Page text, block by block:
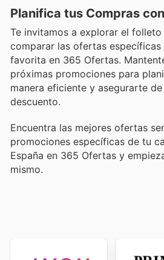
Planifica tus Compras
Te invitamos a explorar el
comparar las ofertas
favorita en 365 Ofertas.
próximas promociones para
manera eficiente y asegurarte
descuento.
Encuentra las mejores ofertas
promociones específicas de tu
España en 365 Ofertas y
mismo.